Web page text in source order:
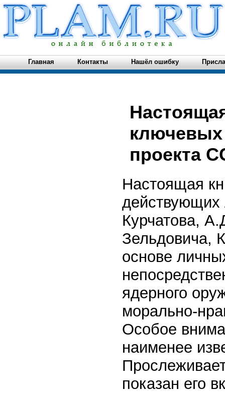
Главная Контакты Нашёл ошибку
проекта
Настоящая
Курчатова,
Зельдовича,
основе
ядерного
морально-
Особое
наименее
показан его